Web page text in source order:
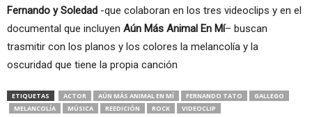
Fernando y Soledad -que colaboran en los tres videoclips y en el
documental que incluyen Aún Más Animal En Mí– buscan
trasmitir con los planos y los colores la melancolía y la
oscuridad que tiene la propia canción
ETIQUETAS ACTOR AÚN MÁS ANIMAL EN MÍ FERNANDO TATO
GALLEGO
MELANCOLÍA
MÚSICA REEDICIÓN ROCK VIDEOCLIP